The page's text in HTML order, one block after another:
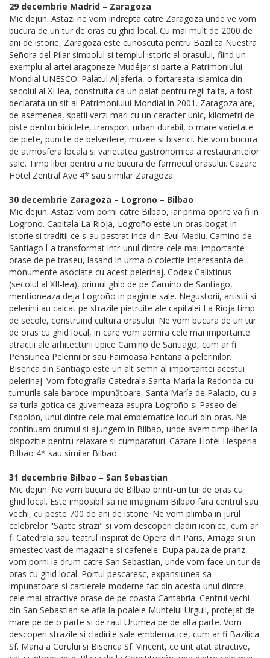
29 decembrie Madrid – Zaragoza
Mic dejun. Astazi ne vom indrepta catre Zaragoza unde ve vom
bucura de un tur de oras cu ghid local. Cu mai mult de 2000 de
ani de istorie, Zaragoza este cunoscuta pentru Bazilica Nuestra
Señora del Pilar simbolul si templul istoric al orasului, fiind un
exemplu al artei aragoneze Mudéjar si parte a Patrimoniului
Mondial UNESCO. Palatul Aljafería, o fortareata islamica din
secolul al XI-lea, construita ca un palat pentru regii taifa, a fost
declarata un sit al Patrimoniului Mondial in 2001. Zaragoza are,
de asemenea, spatii verzi mari cu un caracter unic, kilometri de
piste pentru biciclete, transport urban durabil, o mare varietate
de piete, puncte de belvedere, muzee si biserici. Ne vom bucura
de atmosfera locala si varietatea gastronomica a restaurantelor
sale. Timp liber pentru a ne bucura de farmecul orasului. Cazare
Hotel Zentral Ave 4* sau similar Zaragoza.
30 decembrie Zaragoza – Logrono – Bilbao
Mic dejun. Astazi vom porni catre Bilbao, iar prima oprire va fi in
Logrono. Capitala La Rioja, Logroño este un oras bogat in
istorie si traditii ce s-au pastrat inca din Evul Mediu. Camino de
Santiago l-a transformat intr-unul dintre cele mai importante
orase de pe traseu, lasand in urma o colectie interesanta de
monumente asociate cu acest pelerinaj. Codex Calixtinus
(secolul al XII-lea), primul ghid de pe Camino de Santiago,
mentioneaza deja Logroño in paginile sale. Negustorii, artistii si
pelerinii au calcat pe strazile pietruite ale capitalei La Rioja timp
de secole, construind cultura orasului. Ne vom bucura de un tur
de oras cu ghid local, in care vom admira cele mai importante
atractii ale arhitecturii tipice Camino de Santiago, cum ar fi
Pensiunea Pelerinilor sau Faimoasa Fantana a pelerinilor.
Biserica din Santiago este un alt semn al importantei acestui
pelerinaj. Vom fotografia Catedrala Santa María la Redonda cu
turnurile sale baroce impunătoare, Santa María de Palacio, cu a
sa turla gotica ce guverneaza asupra Logroño si Paseo del
Espolón, unul dintre cele mai emblematice locuri din oras. Ne
continuam drumul si ajungem in Bilbao, unde avem timp liber la
dispozitie pentru relaxare si cumparaturi. Cazare Hotel Hesperia
Bilbao 4* sau similar Bilbao.
31 decembrie Bilbao – San Sebastian
Mic dejun. Ne vom bucura de Bilbao printr-un tur de oras cu
ghid local. Este imposibil sa ne imaginam Bilbao fara centrul sau
vechi, cu peste 700 de ani de istorie. Ne vom plimba in jurul
celebrelor "Sapte strazi" si vom descoperi cladiri iconice, cum ar
fi Catedrala sau teatrul inspirat de Opera din Paris, Arriaga si un
amestec vast de magazine si cafenele. Dupa pauza de pranz,
vom porni la drum catre San Sebastian, unde vom face un tur de
oras cu ghid local. Portul pescaresc, expansiunea sa
impunatoare si cartierele moderne fac din acesta unul dintre
cele mai atractive orase de pe coasta Cantabria. Centrul vechi
din San Sebastian se afla la poalele Muntelui Urgull, protejat de
mare pe de o parte si de raul Urumea pe de alta parte. Vom
descoperi strazile si cladirile sale emblematice, cum ar fi Bazilica
Sf. Maria a Corului si Biserica Sf. Vincent, ce unt atat atractive,